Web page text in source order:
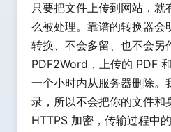
只要把文件上传到网站，就
么被处理。靠谱的转换器会
转换、不会多留、也不会另
PDF2Word，上传的 PDF
一个小时内从服务器删除。
录，所以不会把你的文件和
HTTPS 加密，传输过程中